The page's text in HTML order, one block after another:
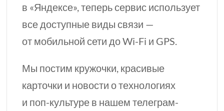
в «Яндексе», теперь сервис использует
все доступные виды связи —
от мобильной сетидо Wi-Fi и GPS.
Мы постим кружочки, красивые
карточки и новости о технологиях
и поп-культуре в нашем телеграм-